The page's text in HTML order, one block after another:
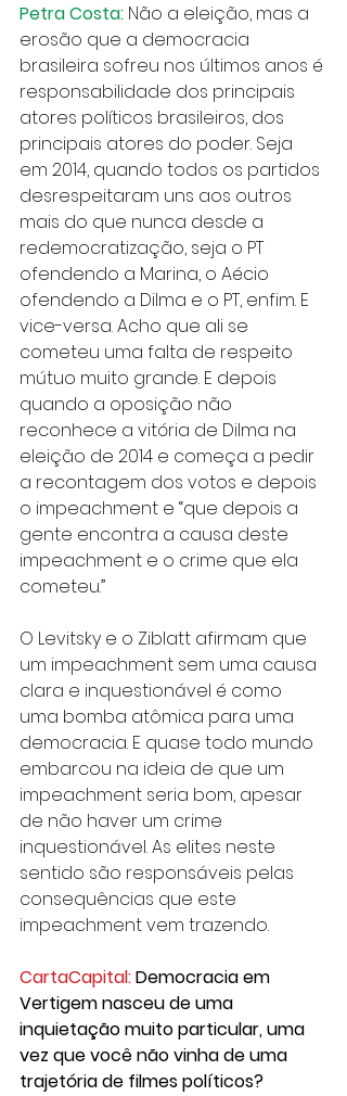
Petra Costa: Não a eleição, mas a
erosão que a democracia
brasileira sofreu nos últimos anos é
responsabilidade dos principais
atores políticos brasileiros, dos
principais atores do poder. Seja
em 2014, quando todos os partidos
desrespeitaram uns aos outros
mais do que nunca desde a
redemocratização, seja o PT
ofendendo a Marina, o Aécio
ofendendo a Dilma e o PT, enfim. E
vice-versa. Acho que ali se
cometeu uma falta de respeito
mútuo muito grande. E depois
quando a oposição não
reconhece a vitória de Dilma na
eleição de 2014 e começa a pedir
a recontagem dos votos e depois
o impeachment e “que depois a
gente encontra a causa deste
impeachment e o crime que ela
cometeu.”
O Levitsky e o Ziblatt afirmam que
um impeachment sem uma causa
clara e inquestionável é como
uma bomba atômica para uma
democracia. E quase todo mundo
embarcou na ideia de que um
impeachment seria bom, apesar
de não haver um crime
inquestionável. As elites neste
sentido são responsáveis pelas
consequências que este
impeachment vem trazendo.
CartaCapital: Democracia em
Vertigem nasceu de uma
inquietação muito particular, uma
vez que você não vinha de uma
trajetória de filmes políticos?